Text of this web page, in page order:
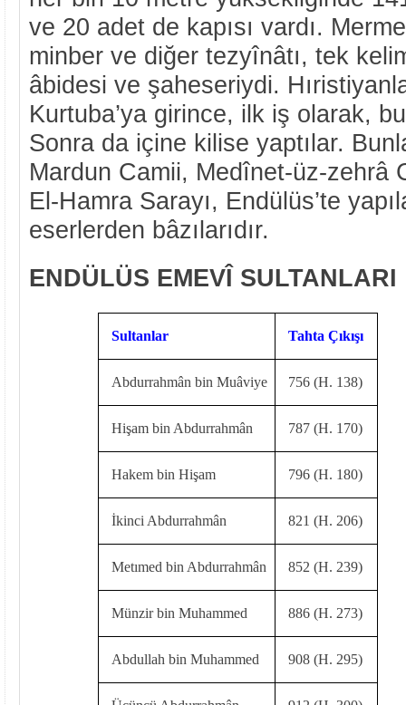
ve 20 adet de kapısı vardı.
minber ve diğer tezyînâtı, tek
âbidesi ve şaheseriydi.
Kurtuba’ya girince, ilk iş olarak,
Sonra da içine kilise yaptılar.
Mardun Camii, Medînet-üz-zehrâ
El-Hamra Sarayı, Endülüs’te
eserlerden bâzılarıdır.
ENDÜLÜS EMEVÎ SULTANLARI
Sultanlar Tahta Çıkışı
Abdurrahmân bin Muâviye 756 (H. 138)
Hişam bin Abdurrahmân 787 (H. 170)
Hakem bin Hişam 796 (H. 180)
İkinci Abdurrahmân 821 (H. 206)
Metımed bin Abdurrahmân 852 (H. 239)
Münzir bin Muhammed 886 (H. 273)
Abdullah bin Muhammed 908 (H. 295)